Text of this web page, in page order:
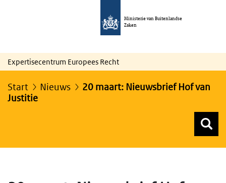
Ministerie van Buitenlandse
Zaken
Expertisecentrum Europees Recht
Start Nieuws
20 maart: Nieuwsbrief Hof van
Justitie